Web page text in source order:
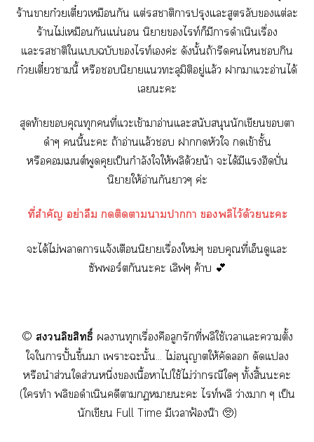
ร้านาก๋วยเตี๋ยวเหมือนกัน แต่าติาปรุงแะสูตรลับแต่ะ
ร้านไม่เหมือนกันแน่นอน นิยายไท์ก็มีาดำเนินเรื่อง
แะาติใแฉบับไท์เค่ะ ดังนั้นถ้ารีดไกิน
ก๋วยเตี๋ยวานี้ หรือนิยายแทะลุมิติอยู่แล้ว าาแะอ่านได้
เะะ
สุดท้ายคุณทุกคนที่แะเข้าาอ่านแะสนับสนุนนักเขียนตา
ดำๆ นี้ะะ ถ้าอ่านแล้ว าหัวใ เข้าชั้น
หรือเต์พูดคุยเป็นกำลังใให้พลิด้วยน้า ะได้มีแฮึดปั่น
นิยายให้อ่านกันาๆ ค่ะ
ที่สำคัญ อย่าลืม ติดาาาา พลิไว้ด้วยะะ
ะได้ไม่าาแจ้งเตือนนิยายเรื่องใหม่ๆ คุณที่เอ็นดูและ
ซัพร์ตกันะะ เลิฟๆ ค้าบ 💕
©️ ลิขสิทธิ์ านทุกเรื่องคือลูกรักที่พลิใช้เาแะาตั้ง
ใใาปั้นขึ้นา เาะะนั้น... ไม่อนุญาตให้คัด ดัดแ
หรือนำส่วนใส่วนหนึ่งเนื้อาไใช้ไม่ว่ากรณีใๆ ทั้งสิ้นะะ
(ใทำ พลิขอดำเนินคดีากฏาะะ ไท์พลิ ว่างา ๆ เป็น
นักเขียน Full Time มีเาฟ้องน๊า 🥺)